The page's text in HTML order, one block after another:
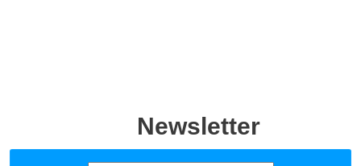
Newsletter